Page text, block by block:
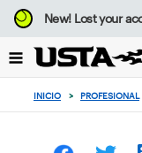
Enfoque
desde
botón
volver
principio
New!Lost your
INICIO > PROFESIONAL